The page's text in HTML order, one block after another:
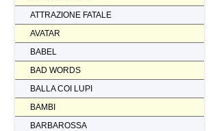
ATTRAZIONE FATALE
AVATAR
BABEL
BAD WORDS
BALLA COI LUPI
BAMBI
BARBAROSSA